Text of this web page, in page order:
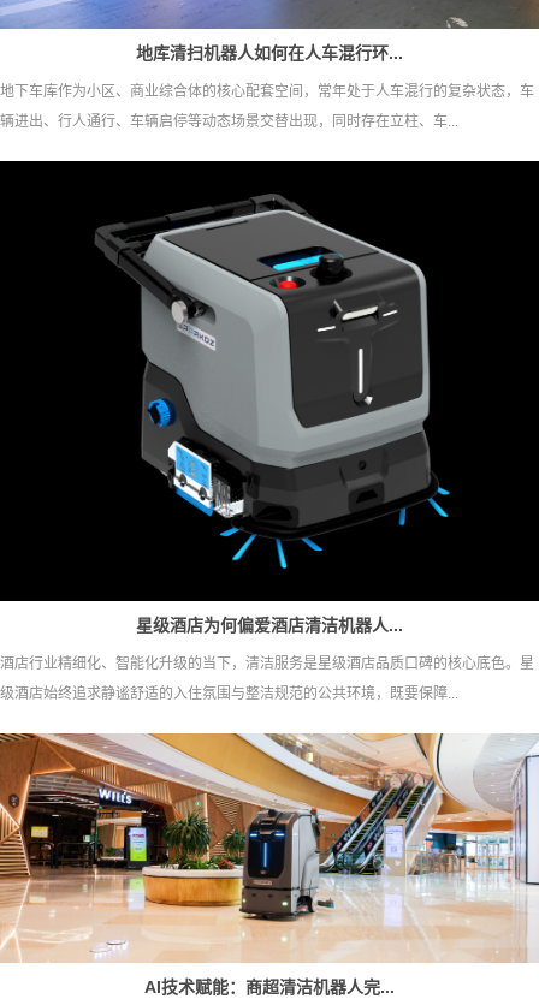
地库清扫机器人如何在人车混行环...
地下车库作为小区、商业综合体的核心配套空间，常年处于人车混行的复杂状态，车
辆进出、行人通行、车辆启停等动态场景交替出现，同时存在立柱、车...
星级酒店为何偏爱酒店清洁机器人...
酒店行业精细化、智能化升级的当下，清洁服务是星级酒店品质口碑的核心底色。星
级酒店始终追求静谧舒适的入住氛围与整洁规范的公共环境，既要保障...
AI技术赋能：商超清洁机器人完...